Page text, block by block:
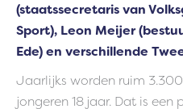
(staatssecretaris van
Sport), Leon Meijer
Ede) en verschillende
Jaarlijks worden ruim
jongeren 18 jaar. Dat is